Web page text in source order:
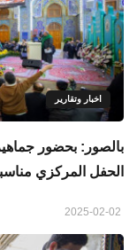
اخبار وتقارير
بالصور: بحضور
الحفل المركزي